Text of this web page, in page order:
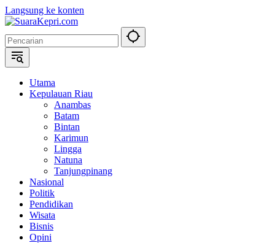
Langsung ke konten
Utama
Kepulauan Riau
Anambas
Batam
Bintan
Karimun
Lingga
Natuna
Tanjungpinang
Nasional
Politik
Pendidikan
Wisata
Bisnis
Opini